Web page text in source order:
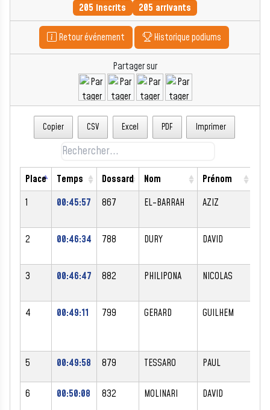
205 inscrits 205 arrivants
Retour événement Historique podiums
Partager sur
Copier CSV Excel PDF Imprimer
Place Temps Dossard Nom Prénom
1
00:45:57 867 EL-BARRAH AZIZ
2 00:46:34 788 DURY DAVID
3 00:46:47 882 PHILIPONA NICOLAS
4 00:49:11 799 GERARD GUILHEM
5 00:49:58 879 TESSARO PAUL
6 00:50:08 832 MOLINARI DAVID